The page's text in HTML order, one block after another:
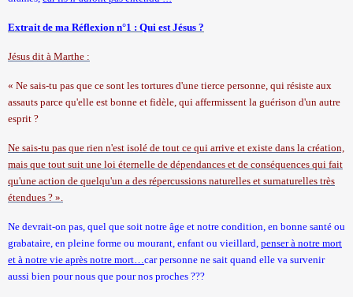
Extrait de ma Réflexion n°1 : Qui est Jésus ?
Jésus dit à Marthe :
« Ne sais-tu pas que ce sont les tortures d'une tierce personne, qui résiste aux
assauts parce qu'elle est bonne et fidèle, qui affermissent la guérison d'un autre
esprit ?
Ne sais-tu pas que rien n'est isolé de tout ce qui arrive et existe dans la création,
mais que tout suit une loi éternelle de dépendances et de conséquences qui fait
qu'une action de quelqu'un a des répercussions naturelles et surnaturelles très
étendues ? ».
Ne devrait-on pas, quel que soit notre âge et notre condition, en bonne santé ou
grabataire, en pleine forme ou mourant, enfant ou vieillard, penser à notre mort
et à notre vie après notre mort… car personne ne sait quand elle va survenir
aussi bien pour nous que pour nos proches ???